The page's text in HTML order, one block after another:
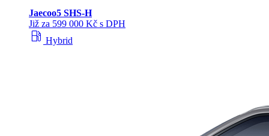
Jaecoo5 SHS-H
Již za 599 000 Kč s DPH
local_gas_station Hybrid